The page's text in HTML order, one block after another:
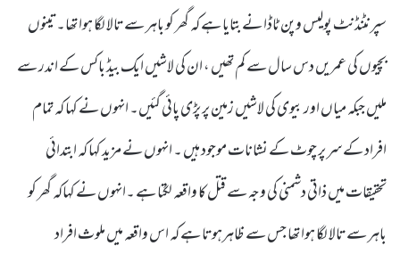
سپرنٹنڈنٹ پولیس وپن ٹاڈا نے بتایا ہے کہ گھر کو باہر سے تالا لگا ہوا تھا۔تینوں
بچیوں کی عمریں دس سال سے کم تھیں ، ان کی لاشیں ایک بیڈ باکس کے اندر سے
ملیں جبکہ میاں اور بیوی کی لاشیں زمین پر پڑی پائی گئیں۔ انہوں نے کہا کہ تمام
افراد کے سر پر چوٹ کے نشانات موجود ہیں ۔ انہوں نے مزید کہا کہ ابتدائی
تحقیقات میں ذاتی دشمنی کی وجہ سے قتل کا واقعہ لگتا ہے ۔انہوں نے کہاکہ گھر کو
باہر سے تالا لگا ہوا تھا جس سے ظاہرہوتا ہے کہ اس واقعہ میں ملوث افراد